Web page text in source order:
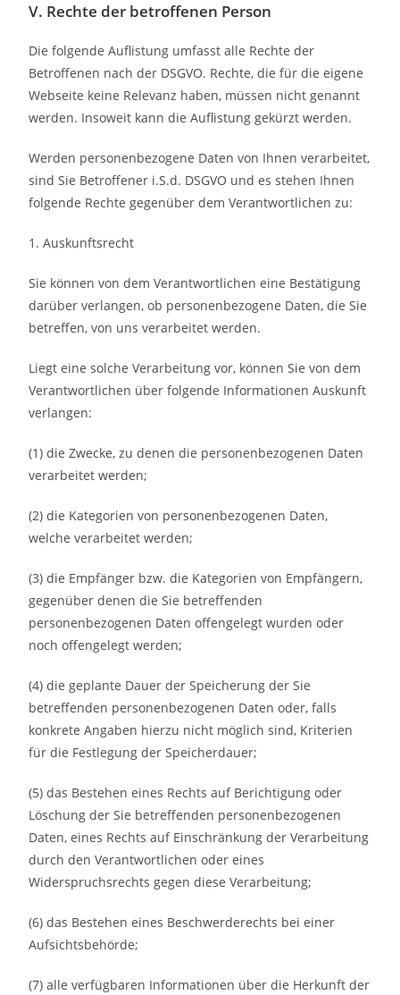
V. Rechte der betroffenen Person
Die folgende Auflistung umfasst alle Rechte der
Betroffenen nach der DSGVO. Rechte, die für die eigene
Webseite keine Relevanz haben, müssen nicht genannt
werden. Insoweit kann die Auflistung gekürzt werden.
Werden personenbezogene Daten von Ihnen verarbeitet,
sind Sie Betroffener i.S.d. DSGVO und es stehen Ihnen
folgende Rechte gegenüber dem Verantwortlichen zu:
1. Auskunftsrecht
Sie können von dem Verantwortlichen eine Bestätigung
darüber verlangen, ob personenbezogene Daten, die Sie
betreffen, von uns verarbeitet werden.
Liegt eine solche Verarbeitung vor, können Sie von dem
Verantwortlichen über folgende Informationen Auskunft
verlangen:
(1) die Zwecke, zu denen die personenbezogenen Daten
verarbeitet werden;
(2) die Kategorien von personenbezogenen Daten,
welche verarbeitet werden;
(3) die Empfänger bzw. die Kategorien von Empfängern,
gegenüber denen die Sie betreffenden
personenbezogenen Daten offengelegt wurden oder
noch offengelegt werden;
(4) die geplante Dauer der Speicherung der Sie
betreffenden personenbezogenen Daten oder, falls
konkrete Angaben hierzu nicht möglich sind, Kriterien
für die Festlegung der Speicherdauer;
(5) das Bestehen eines Rechts auf Berichtigung oder
Löschung der Sie betreffenden personenbezogenen
Daten, eines Rechts auf Einschränkung der Verarbeitung
durch den Verantwortlichen oder eines
Widerspruchsrechts gegen diese Verarbeitung;
(6) das Bestehen eines Beschwerderechts bei einer
Aufsichtsbehörde;
(7) alle verfügbaren Informationen über die Herkunft der